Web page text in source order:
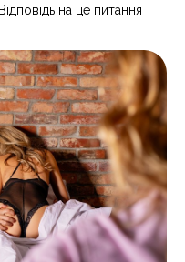
на це питання